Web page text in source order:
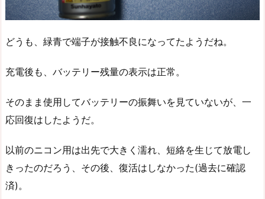
どうも、緑青で端子が接触不良になってたようだね。
充電後も、バッテリー残量の表示は正常。
そのまま使用してバッテリーの振舞いを見ていないが、一
応回復はしたようだ。
以前のニコン用は出先で大きく濡れ、短絡を生じて放電し
きったのだろう、その後、復活はしなかった(過去に確認
済)。